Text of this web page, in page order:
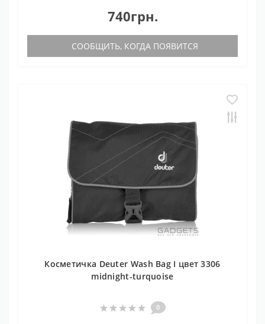
740грн.
СООБЩИТЬ, КОГДА ПОЯВИТСЯ
Косметичка Deuter Wash Bag I цвет 3306
midnight-turquoise
0